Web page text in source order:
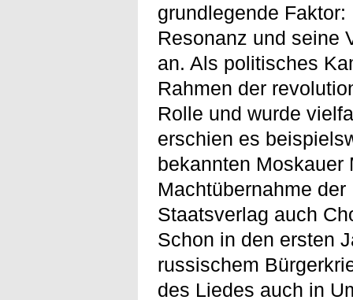
grundlegende
Resonanz und seine
an. Als politisches
Rahmen der
Rolle und wurde
erschien es
bekannten Moskauer
Machtübernahme
Staatsverlag auch
Schon in den ersten
russischem
des Liedes auch in